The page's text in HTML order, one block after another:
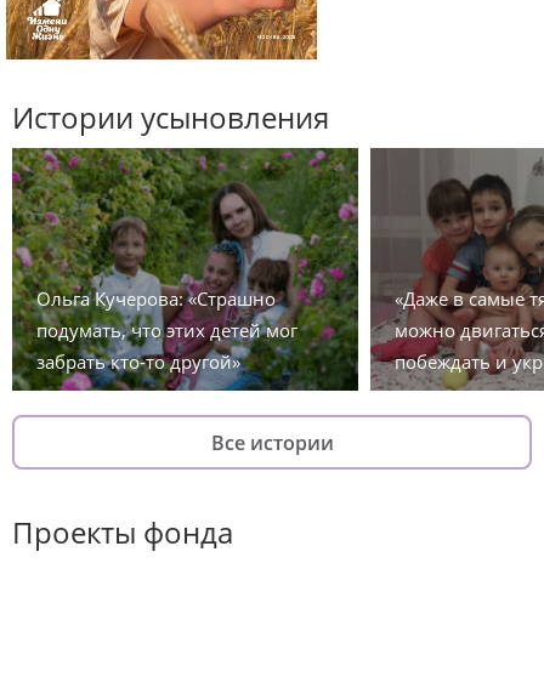
Истории усыновления
Ольга Кучерова: «Страшно
подумать, что этих детей мог
забрать кто-то другой»
«Даже в самые
можно
побеждать и
Все истории
Проекты фонда